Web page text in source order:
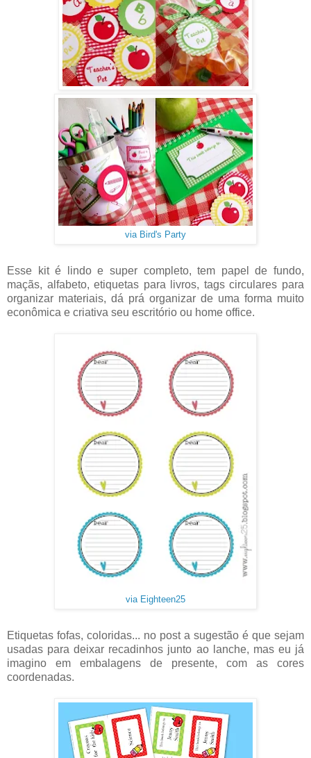
via Bird's Party
Esse kit é lindo e super completo, tem papel de fundo,
maçãs, alfabeto, etiquetas para livros, tags circulares para
organizar materiais, dá prá organizar de uma forma muito
econômica e criativa seu escritório ou home office.
via Eighteen25
Etiquetas fofas, coloridas... no post a sugestão é que sejam
usadas para deixar recadinhos junto ao lanche, mas eu já
imagino em embalagens de presente, com as cores
coordenadas.